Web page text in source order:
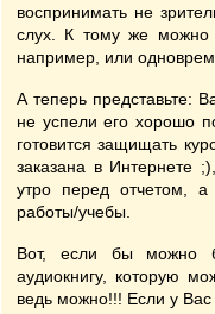
воспринимать не
слух. К тому же можно
например, или
А теперь представьте:
не успели его хорошо
готовится защищать
заказана в Интернете
утро перед отчетом,
работы/учебы.
Вот, если бы можно
аудиокнигу, которую
ведь можно!!! Если у